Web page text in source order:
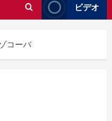
ビデオ
コーバ